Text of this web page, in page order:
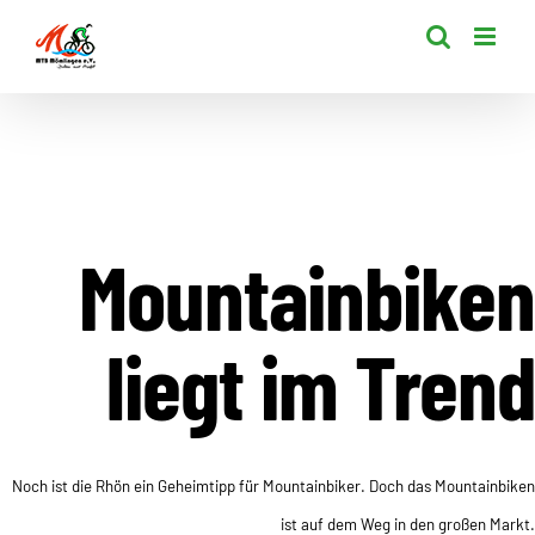
Inhalt
Mountainbiken
liegt im Trend
Noch ist die Rhön ein Geheimtipp für Mountainbiker. Doch das Mountainbiken
ist auf dem Weg in den großen Markt.